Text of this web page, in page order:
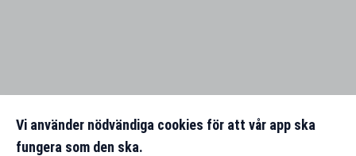
Vi använder nödvändiga cookies för att vår app ska
fungera som den ska.